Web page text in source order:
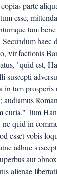
parte
esse,
tam
haec
vir factionis
"quid est,
suscepti
in tam prosperis
audiamus
curia." Tum
ne quid in
esset vobis
adhuc
aut
alienae